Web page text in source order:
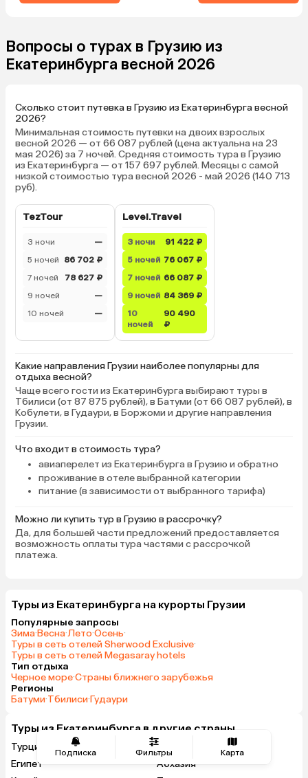
Подписка Фильтры Карта
Вопросы о турах в Грузию из
Екатеринбурга весной 2026
Сколько стоит путевка в Грузию из Екатеринбурга весной
2026?
Минимальная стоимость путевки на двоих взрослых
весной 2026 — от 66 087 рублей (цена актуальна на 23
мая 2026) за 7 ночей. Средняя стоимость тура в Грузию
из Екатеринбурга — от 157 697 рублей. Месяцы с самой
низкой стоимостью тура весной 2026 - май 2026 (140 713
руб).
TezTour
3 ночи
—
5 ночей
86 702 ₽
7 ночей
78 627 ₽
9 ночей
—
10 ночей
—
Level.Travel
3 ночи
91 422 ₽
5 ночей 76 067 ₽
7 ночей 66 087 ₽
9 ночей 84 369 ₽
10
ночей
90 490
₽
Какие направления Грузии наиболее популярны для
отдыха весной?
Чаще всего гости из Екатеринбурга выбирают туры в
Тбилиси (от 87 875 рублей), в Батуми (от 66 087 рублей), в
Кобулети, в Гудаури, в Боржоми и другие направления
Грузии.
Что входит в стоимость тура?
авиаперелет из Екатеринбурга в Грузию и обратно
проживание в отеле выбранной категории
питание (в зависимости от выбранного тарифа)
Можно ли купить тур в Грузию в рассрочку?
Да, для большей части предложений предоставляется
возможность оплаты тура частями с рассрочкой
платежа.
Туры из Екатеринбурга на курорты Грузии
Популярные запросы
Зима·Весна·Лето·Осень·
Туры в сеть отелей Sherwood Exclusive·
Туры в сеть отелей Megasaray hotels
Тип отдыха
Черное море·Страны ближнего зарубежья
Регионы
Батуми·Тбилиси·Гудаури
Туры из Екатеринбурга в другие страны
Турция
Россия
Египет
Абхазия